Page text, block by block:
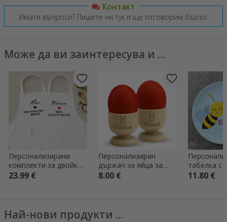
Контакт
Имате въпроси? Пишете ни тук и ще отговорим бързо.
Може да ви заинтересува и ...
Персонализирани
комплекти за двойки
– Mrs & Mr Right
23.99 €
Персонализиран
държач за яйца за
двойки - Великден
8.00 €
табелка с
Бъди
11.80 €
Най-нови продукти ...